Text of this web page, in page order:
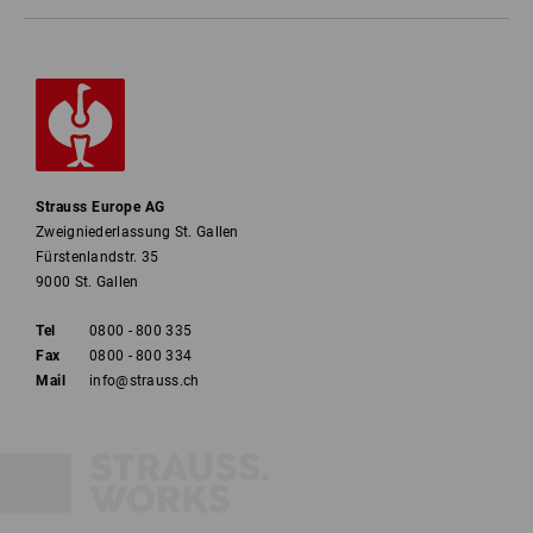
Strauss Europe AG
Zweigniederlassung St. Gallen
Fürstenlandstr. 35
9000 St. Gallen
Tel
0800 - 800 335
Fax
0800 - 800 334
Mail
info@strauss.ch